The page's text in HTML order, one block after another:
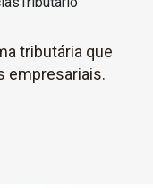
tributária que
empresariais.